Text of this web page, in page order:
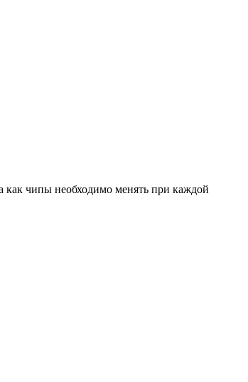
как чипы необходимо менять при каждой